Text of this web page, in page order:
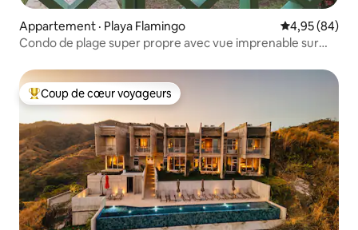
Appartement · Playa Flamingo Note
4,95 (84)
Condo de plage super propre avec vue imprenable sur
Coup de cœur voyageurs parmi les plus aimés
Coup de cœur voyageurs